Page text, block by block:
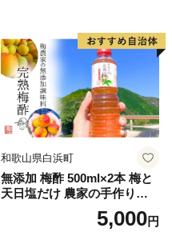
和歌山県白浜町
無添加 梅酢 500ml×2本 梅と
天日塩だけ 農家の手作り完
5,000円